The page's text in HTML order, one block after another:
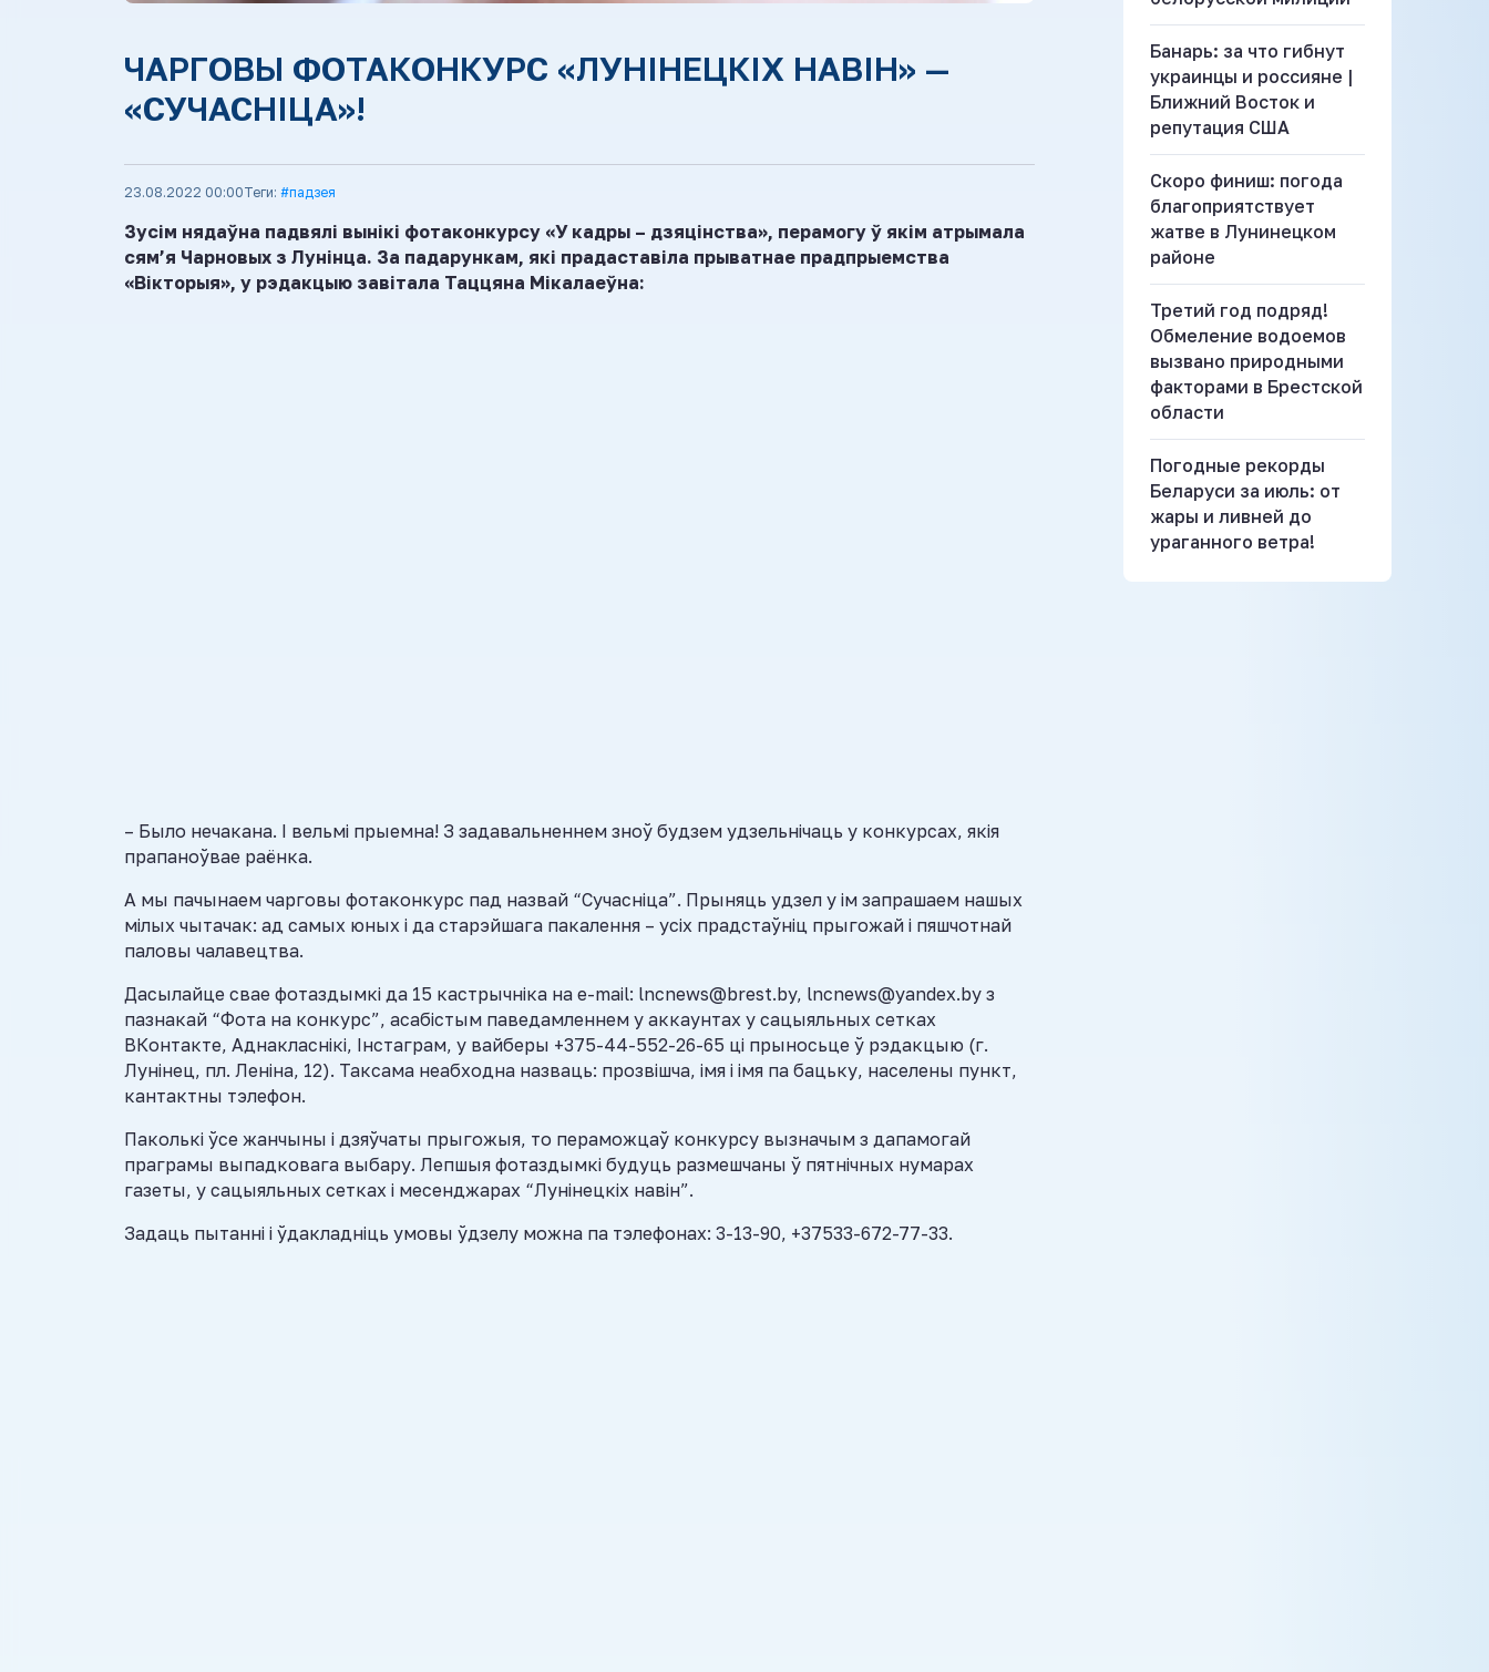
ЧАРГОВЫ ФОТАКОНКУРС «ЛУНІНЕЦКІХ НАВІН» —
«СУЧАСНІЦА»!
23.08.2022 00:00Теги: #падзея
Зусім нядаўна падвялі вынікі фотаконкурсу «У кадры – дзяцінства», перамогу ў якім атрымала
сям’я Чарновых з Лунінца. За падарункам, які прадаставіла прыватнае прадпрыемства
«Вікторыя», у рэдакцыю завітала Таццяна Мікалаеўна:
– Было нечакана. І вельмі прыемна! З задавальненнем зноў будзем удзельнічаць у конкурсах, якія
прапаноўвае раёнка.
А мы пачынаем чарговы фотаконкурс пад назвай “Сучасніца”. Прыняць удзел у ім запрашаем нашых
мілых чытачак: ад самых юных і да старэйшага пакалення – усіх прадстаўніц прыгожай і пяшчотнай
паловы чалавецтва.
Дасылайце свае фотаздымкі да 15 кастрычніка на e-mail: lncnews@brest.by, lncnews@yandex.by з
пазнакай “Фота на конкурс”, асабістым паведамленнем у аккаунтах у сацыяльных сетках
ВКонтакте, Аднакласнікі, Інстаграм, у вайберы +375-44-552-26-65 ці прыносьце ў рэдакцыю (г.
Лунінец, пл. Леніна, 12). Таксама неабходна назваць: прозвішча, імя і імя па бацьку, населены пункт,
кантактны тэлефон.
Паколькі ўсе жанчыны і дзяўчаты прыгожыя, то пераможцаў конкурсу вызначым з дапамогай
праграмы выпадковага выбару. Лепшыя фотаздымкі будуць размешчаны ў пятнічных нумарах
газеты, у сацыяльных сетках і месенджарах “Лунінецкіх навін”.
Задаць пытанні і ўдакладніць умовы ўдзелу можна па тэлефонах: 3-13-90, +37533-672-77-33.
Банарь: за что гибнут
украинцы и россияне |
Ближний Восток и
репутация США
Скоро финиш: погода
благоприятствует
жатве в Лунинецком
районе
Третий год подряд!
Обмеление водоемов
вызвано природными
факторами в Брестской
области
Погодные рекорды
Беларуси за июль: от
жары и ливней до
ураганного ветра!